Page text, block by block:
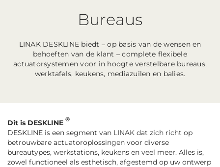
Bureaus
LINAK DESKLINE biedt – op basis van de wensen en
behoeften van de klant – complete flexibele
actuatorsystemen voor in hoogte verstelbare bureaus,
werktafels, keukens, mediazuilen en balies.
Dit is DESKLINE ®
DESKLINE is een segment van LINAK dat zich richt op
betrouwbare actuatoroplossingen voor diverse
bureautypes, werkstations, keukens en veel meer. Alles is,
zowel functioneel als esthetisch, afgestemd op uw ontwerp